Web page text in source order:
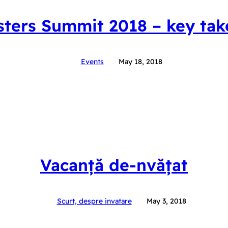
Summit 2018 – key
Events May 18, 2018
Vacanță de-nvățat
Scurt, despre invatare May 3, 2018